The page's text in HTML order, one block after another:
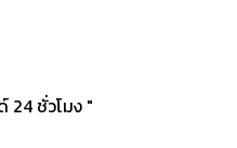
24 ชั่วโมง "